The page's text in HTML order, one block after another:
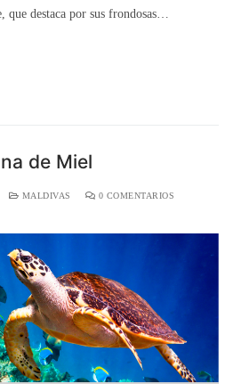
que destaca por sus frondosas…
de Miel
MALDIVAS 0 COMENTARIOS